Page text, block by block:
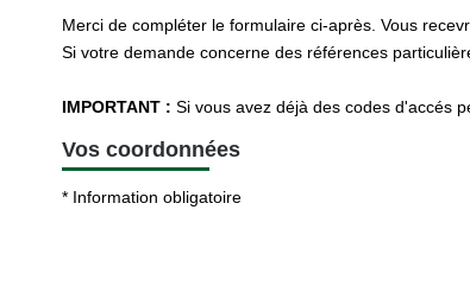
Merci de compléter le formulaire ci-après. Vous
Si votre demande concerne des références
IMPORTANT : Si vous avez déjà des codes d'accés
Vos coordonnées
* Information obligatoire